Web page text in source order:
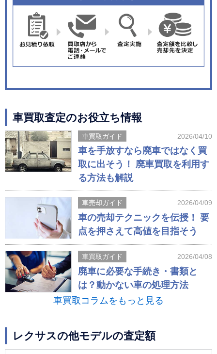
車買取査定のお役立ち情報
車買取ガイド 2026/04/10
車を手放すなら廃車ではなく買
取に出そう！ 廃車買取を利用す
る方法も解説
車売却ガイド 2026/04/09
車の売却テクニックを伝授！ 要
点を押さえて高値を目指そう
車買取ガイド 2026/04/08
廃車に必要な手続き・書類と
は？動かない車の処理方法
車買取コラムをもっと見る
レクサスの他モデルの査定額